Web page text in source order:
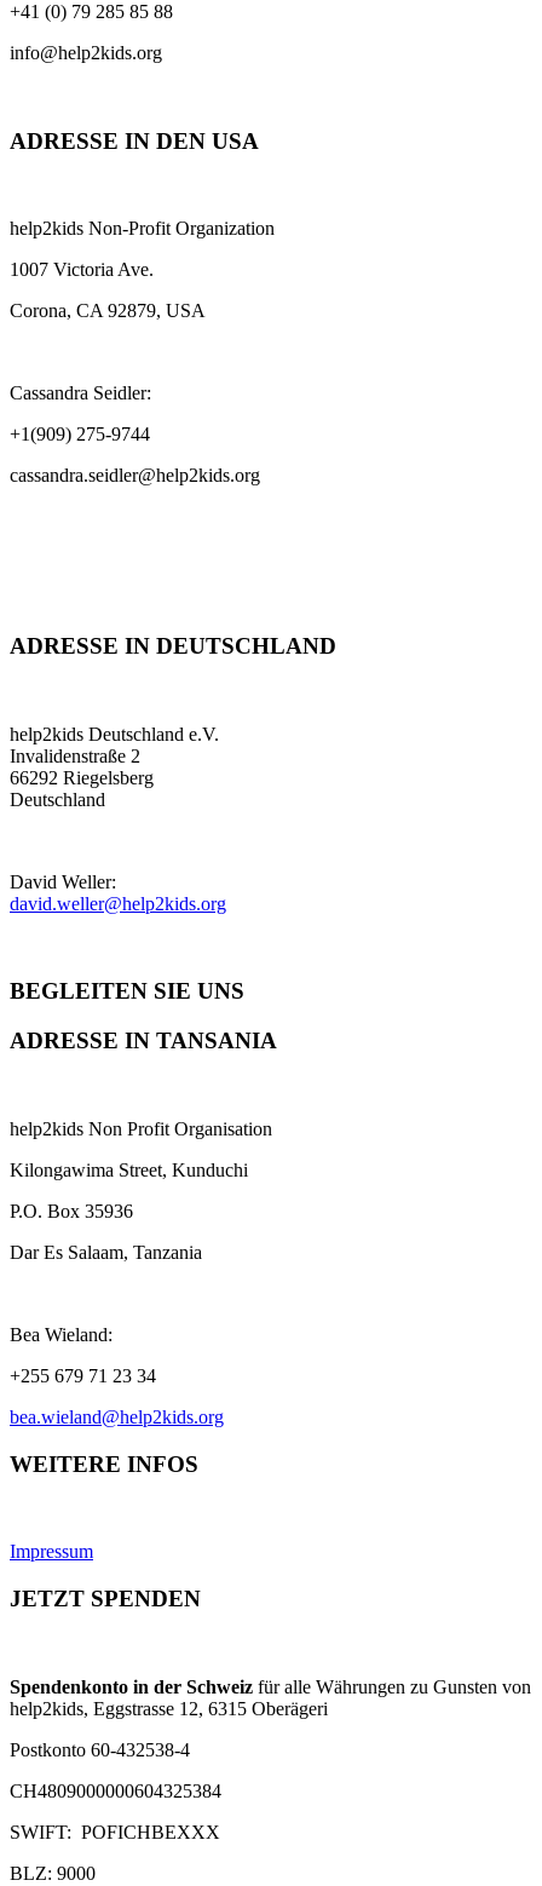
+41 (0) 79 285 85 88
info@help2kids.org
ADRESSE IN DEN USA
help2kids Non-Profit Organization
1007 Victoria Ave.
Corona, CA 92879, USA
Cassandra Seidler:
+1(909) 275-9744
cassandra.seidler@help2kids.org
ADRESSE IN DEUTSCHLAND
help2kids Deutschland e.V.
Invalidenstraße 2
66292 Riegelsberg
Deutschland
David Weller:
david.weller@help2kids.org
BEGLEITEN SIE UNS
ADRESSE IN TANSANIA
help2kids Non Profit Organisation
Kilongawima Street, Kunduchi
P.O. Box 35936
Dar Es Salaam, Tanzania
Bea Wieland:
+255 679 71 23 34
bea.wieland@help2kids.org
WEITERE INFOS
Impressum
JETZT SPENDEN
Spendenkonto in der Schweiz für alle Währungen zu Gunsten von
help2kids, Eggstrasse 12, 6315 Oberägeri
Postkonto 60-432538-4
CH4809000000604325384
SWIFT: POFICHBEXXX
BLZ: 9000